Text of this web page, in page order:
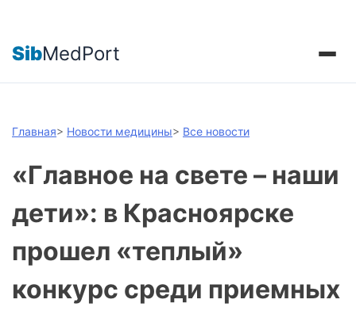
SibMedPort
Главная> Новости медицины> Все новости
«Главное на свете – наши
дети»: в Красноярске
прошел «теплый»
конкурс среди приемных